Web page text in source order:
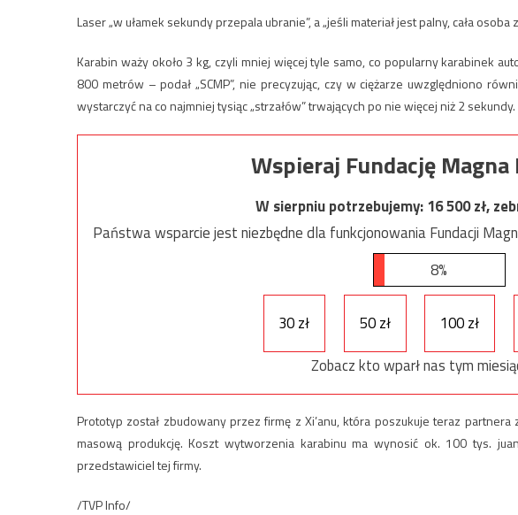
Laser „w ułamek sekundy przepala ubranie”, a „jeśli materiał jest palny, cała
Karabin waży około 3 kg, czyli mniej więcej tyle samo, co popularny karabinek
800 metrów – podał „SCMP”, nie precyzując, czy w ciężarze uwzględniono
wystarczyć na co najmniej tysiąc „strzałów” trwających po nie więcej niż 2 sekundy.
Wspieraj Fundację Magna
W sierpniu potrzebujemy:16 500zł,
Państwa wsparcie jest niezbędne dla funkcjonowania Fundacji
8%
30 zł 50 zł 100 zł
Zobacz kto wparł nas tym
Prototyp został zbudowany przez firmę z Xi’anu, która poszukuje teraz
masową produkcję. Koszt wytworzenia karabinu ma wynosić ok. 100 tys.
przedstawiciel tej firmy.
/TVP Info/